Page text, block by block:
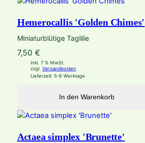
Hemerocallis 'Golden Chimes'
Miniaturblütige Taglilie
7,50 €
inkl. 7 % MwSt.
zzgl. Versandkosten
Lieferzeit: 5-6 Werktage
In den Warenkorb
Actaea simplex 'Brunette'